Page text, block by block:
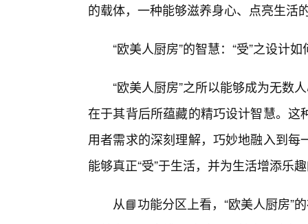
的载体，一种能够滋养身心、点亮生活
“欧美人厨房”的智慧：“受”之设计
“欧美人厨房”之所以能够成为无数
在于其背后所蕴藏的精巧设计智慧。
用者需求的深刻理解，巧妙地融入到
能够真正“受”于生活，并为生活增添乐
从📘功能分区上看，“欧美人厨房”